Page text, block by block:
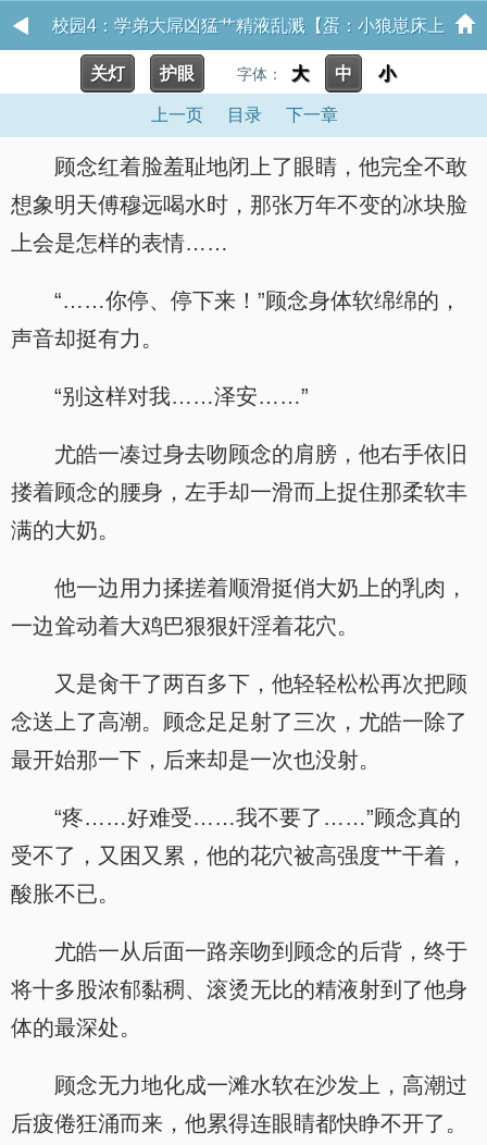
校园4：学弟大屌凶猛艹精液乱溅【蛋：小狼崽床上
内射高潮 饮梦如酒
关灯 护眼 字体： 大 中 小
上一页 目录 下一章
顾念红着脸羞耻地闭上了眼睛，他完全不敢
想象明天傅穆远喝水时，那张万年不变的冰块脸
上会是怎样的表情……
“……你停、停下来！”顾念身体软绵绵的，
声音却挺有力。
“别这样对我……泽安……”
尤皓一凑过身去吻顾念的肩膀，他右手依旧
搂着顾念的腰身，左手却一滑而上捉住那柔软丰
满的大奶。
他一边用力揉搓着顺滑挺俏大奶上的乳肉，
一边耸动着大鸡巴狠狠奸淫着花穴。
又是肏干了两百多下，他轻轻松松再次把顾
念送上了高潮。顾念足足射了三次，尤皓一除了
最开始那一下，后来却是一次也没射。
“疼……好难受……我不要了……”顾念真的
受不了，又困又累，他的花穴被高强度艹干着，
酸胀不已。
尤皓一从后面一路亲吻到顾念的后背，终于
将十多股浓郁黏稠、滚烫无比的精液射到了他身
体的最深处。
顾念无力地化成一滩水软在沙发上，高潮过
后疲倦狂涌而来，他累得连眼睛都快睁不开了。